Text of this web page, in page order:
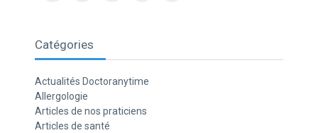
Catégories
Actualités Doctoranytime
Allergologie
Articles de nos praticiens
Articles de santé